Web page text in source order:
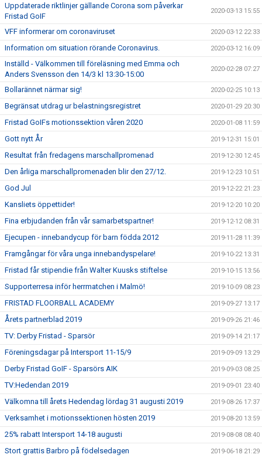
Uppdaterade riktlinjer gällande Corona som påverkar
Fristad GoIF
2020-03-13 15:55
VFF informerar om coronaviruset 2020-03-12 22:33
Information om situation rörande Coronavirus. 2020-03-12 16:09
Inställd - Välkommen till föreläsning med Emma och
Anders Svensson den 14/3 kl 13:30-15:00
2020-02-28 07:27
Bollarännet närmar sig! 2020-02-25 10:13
Begränsat utdrag ur belastningsregistret 2020-01-29 20:30
Fristad GoIFs motionssektion våren 2020 2020-01-08 11:59
Gott nytt År 2019-12-31 15:01
Resultat från fredagens marschallpromenad 2019-12-30 12:45
Den årliga marschallpromenaden blir den 27/12. 2019-12-23 10:51
God Jul 2019-12-22 21:23
Kansliets öppettider! 2019-12-20 10:20
Fina erbjudanden från vår samarbetspartner! 2019-12-12 08:31
Ejecupen - innebandycup för barn födda 2012 2019-11-28 11:39
Framgångar för våra unga innebandyspelare! 2019-10-22 13:31
Fristad får stipendie från Walter Kuusks stiftelse 2019-10-15 13:56
Supporterresa inför herrmatchen i Malmö! 2019-10-09 08:23
FRISTAD FLOORBALL ACADEMY 2019-09-27 13:17
Årets partnerblad 2019 2019-09-26 21:46
TV: Derby Fristad - Sparsör 2019-09-14 21:17
Föreningsdagar på Intersport 11-15/9 2019-09-09 13:29
Derby Fristad GoIF - Sparsörs AIK 2019-09-03 08:25
TV:Hedendan 2019 2019-09-01 23:40
Välkomna till årets Hedendag lördag 31 augusti 2019 2019-08-26 17:37
Verksamhet i motionssektionen hösten 2019 2019-08-20 13:59
25% rabatt Intersport 14-18 augusti 2019-08-08 08:40
Stort grattis Barbro på födelsedagen 2019-06-18 21:29